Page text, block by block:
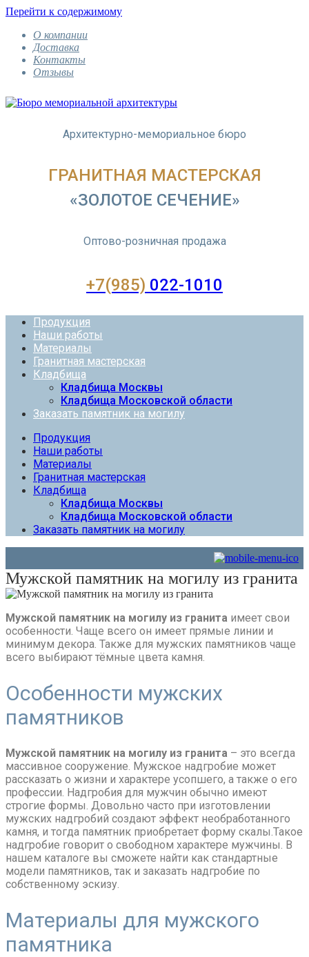
Перейти к содержимому
О компании
Доставка
Контакты
Отзывы
Архитектурно-мемориальное бюро
ГРАНИТНАЯ МАСТЕРСКАЯ
«ЗОЛОТОЕ СЕЧЕНИЕ»
Оптово-розничная продажа
+7(985) 022-1010
Продукция
Наши работы
Материалы
Гранитная мастерская
Кладбища
Кладбища Москвы
Кладбища Московской области
Заказать памятник на могилу
Продукция
Наши работы
Материалы
Гранитная мастерская
Кладбища
Кладбища Москвы
Кладбища Московской области
Заказать памятник на могилу
Мужской памятник на могилу из гранита
Мужской памятник на могилу из гранита имеет свои
особенности. Чаще всего он имеет прямые линии и
минимум декора. Также для мужских памятников чаще
всего выбирают тёмные цвета камня.
Особенности мужских
памятников
Мужской памятник на могилу из гранита – это всегда
массивное сооружение. Мужское надгробие может
рассказать о жизни и характере усопшего, а также о его
профессии. Надгробия для мужчин обычно имеют
строгие формы. Довольно часто при изготовлении
мужских надгробий создают эффект необработанного
камня, и тогда памятник приобретает форму скалы.Такое
надгробие говорит о свободном характере мужчины. В
нашем каталоге вы сможете найти как стандартные
модели памятников, так и заказать надгробие по
собственному эскизу.
Материалы для мужского
памятника